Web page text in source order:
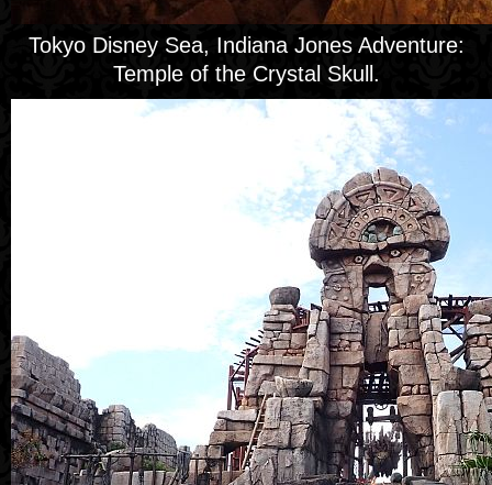
Tokyo Disney Sea, Indiana Jones Adventure:
Temple of the Crystal Skull.